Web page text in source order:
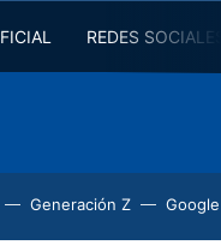
REDES
Generación Z